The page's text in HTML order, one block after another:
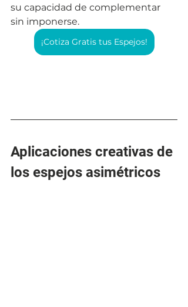
su capacidad de complementar
sin imponerse.
¡Cotiza Gratis tus Espejos!
Aplicaciones creativas de
los espejos asimétricos